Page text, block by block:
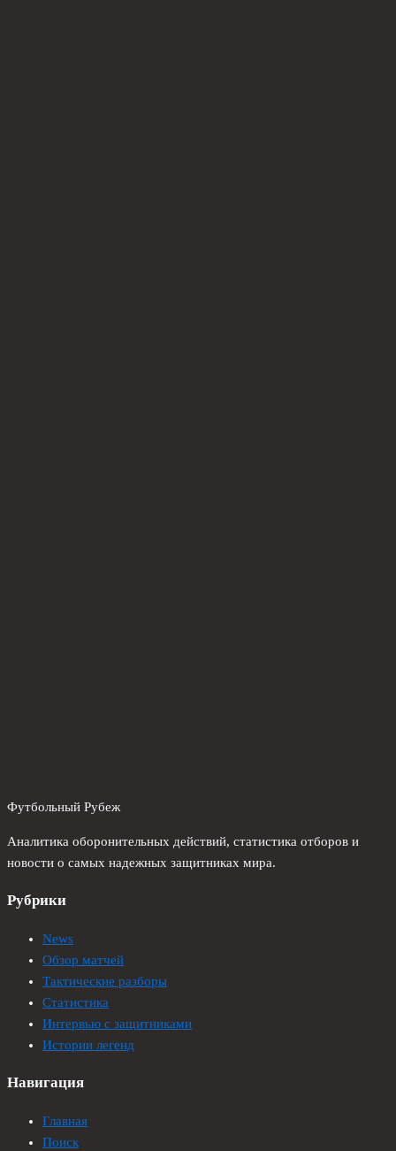
Футбольный Рубеж
Аналитика оборонительных действий, статистика отборов и
новости о самых надежных защитниках мира.
Рубрики
News
Обзор матчей
Тактические разборы
Статистика
Интервью с защитниками
Истории легенд
Навигация
Главная
Поиск